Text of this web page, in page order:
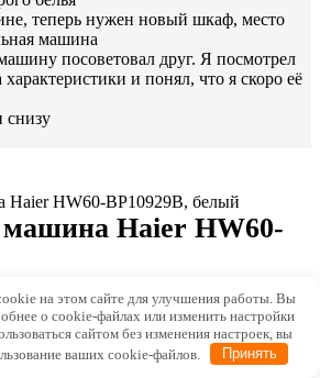
теперь нужен новый шкаф, место
машина
посоветовал друг. Я посмотрел
и понял, что я скоро еë
снизу
Haier HW60-
этот товар
на этом сайте для улучшения работы. Вы
о cookie-файлах или изменить настройки
сайтом без изменения настроек, вы
ваших cookie-файлов.
Принять